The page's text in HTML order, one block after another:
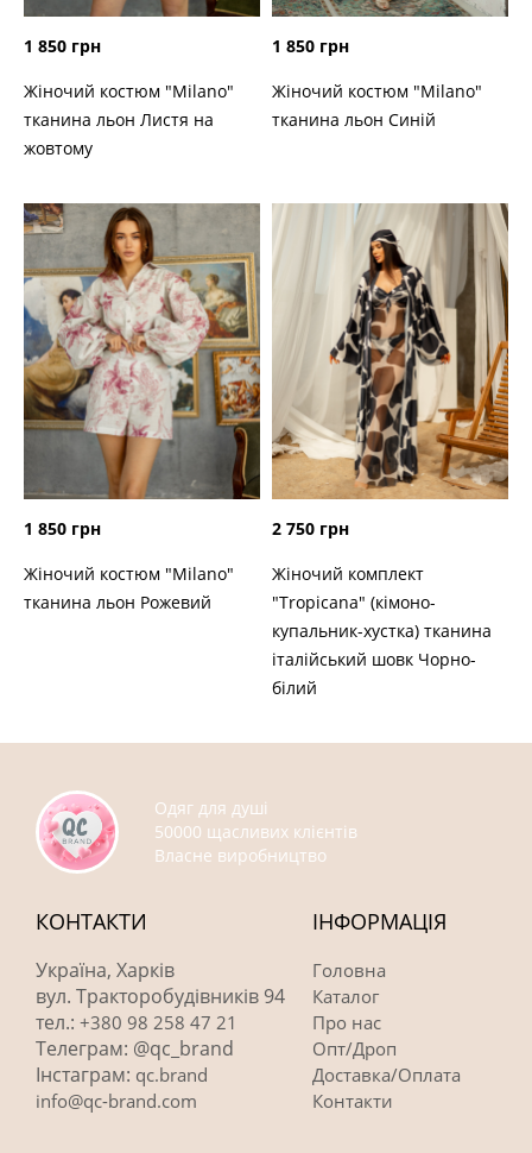
1 850 грн
Жіночий костюм "Milano"
тканина льон Листя на
жовтому
1 850 грн
Жіночий костюм "Milano"
тканина льон Синій
1 850 грн
Жіночий костюм "Milano"
тканина льон Рожевий
2 750 грн
Жіночий комплект
"Tropicana" (кімоно-
купальник-хустка) тканина
італійський шовк Чорно-
білий
Одяг для душі
50000 щасливих клієнтів
Власне виробництво
КОНТАКТИ
Україна, Харків
вул. Тракторобудівників 94
тел.: +380 98 258 47 21
Телеграм: @qc_brand
Інстаграм: qc.brand
info@qc-brand.com
ІНФОРМАЦІЯ
Головна
Каталог
Про нас
Опт/Дроп
Доставка/Оплата
Контакти